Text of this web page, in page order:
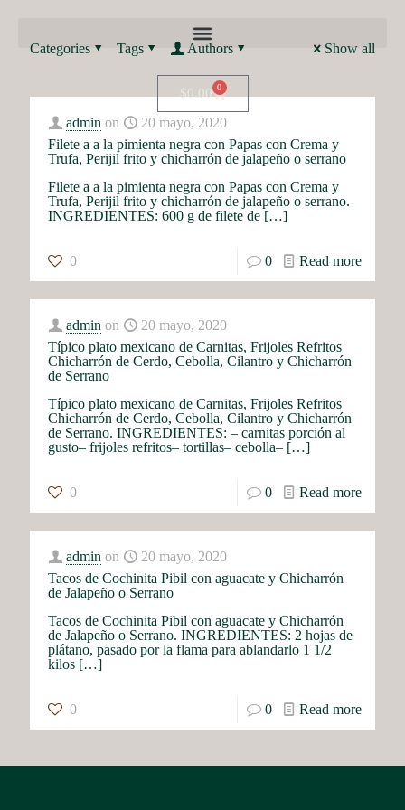
$0.00 0
Categories Tags Authors Show all
admin on
20 mayo, 2020
Filete a a la pimienta negra con Papas con Crema y
Trufa, Perijil frito y chicharrón de jalapeño o serrano
Filete a a la pimienta negra con Papas con Crema y
Trufa, Perijil frito y chicharrón de jalapeño o serrano.
INGREDIENTES: 600 g de filete de […]
0 0 Read more
admin on
20 mayo, 2020
Típico plato mexicano de Carnitas, Frijoles Refritos
Chicharrón de Cerdo, Cebolla, Cilantro y Chicharrón
de Serrano
Típico plato mexicano de Carnitas, Frijoles Refritos
Chicharrón de Cerdo, Cebolla, Cilantro y Chicharrón
de Serrano. INGREDIENTES: – carnitas porción al
gusto– frijoles refritos– tortillas– cebolla– […]
0 0 Read more
admin on
20 mayo, 2020
Tacos de Cochinita Pibil con aguacate y Chicharrón
de Jalapeño o Serrano
Tacos de Cochinita Pibil con aguacate y Chicharrón
de Jalapeño o Serrano. INGREDIENTES: 2 hojas de
plátano, pasado por la flama para ablandarlo 1 1/2
kilos […]
0 0 Read more